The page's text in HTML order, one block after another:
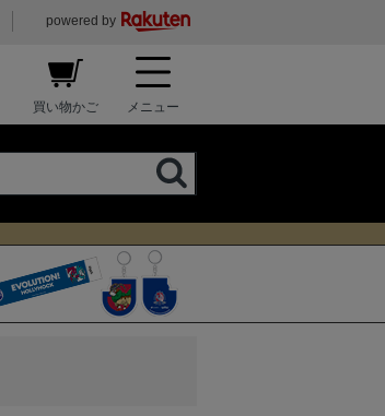
powered by
買い物かご メニュー